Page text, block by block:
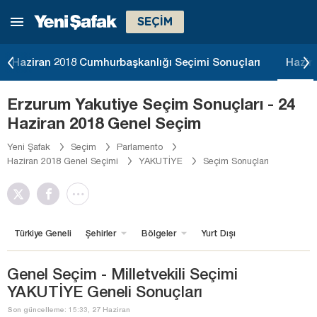
SEÇİM
Haziran 2018 Cumhurbaşkanlığı Seçimi Sonuçları
Erzurum Yakutiye Seçim Sonuçları - 24
Haziran 2018 Genel Seçim
Yeni Şafak Seçim
Parlamento
Haziran 2018 Genel Seçimi
YAKUTİYE Seçim Sonuçları
Türkiye Geneli Şehirler Bölgeler Yurt Dışı
Genel Seçim - Milletvekili Seçimi
YAKUTİYE Geneli Sonuçları
Son güncelleme: 15:33, 27 Haziran